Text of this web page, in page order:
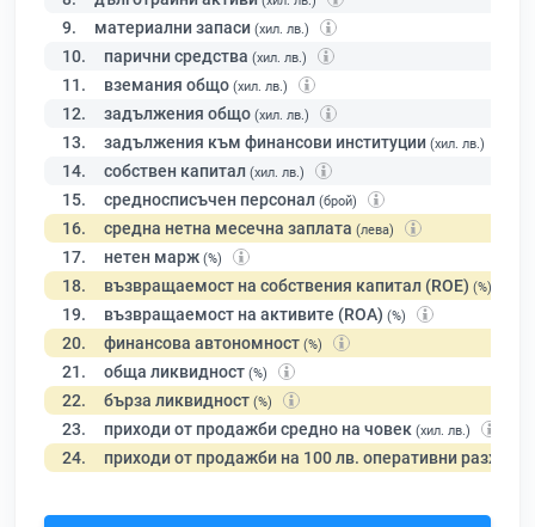
9. материални запаси (хил. лв.)
10. парични средства (хил. лв.)
11. вземания общо (хил. лв.)
12. задължения общо (хил. лв.)
13. задължения към финансови институции (хил. лв.)
14. собствен капитал (хил. лв.)
15. средносписъчен персонал (брой)
16. средна нетна месечна заплата (лева)
17. нетен марж (%)
18. възвращаемост на собствения капитал (ROE) (%)
19. възвращаемост на активите (ROA) (%)
20. финансова автономност (%)
21. обща ликвидност (%)
22. бърза ликвидност (%)
23. приходи от продажби средно на човек (хил. лв.)
24. приходи от продажби на 100 лв. оперативни разходи